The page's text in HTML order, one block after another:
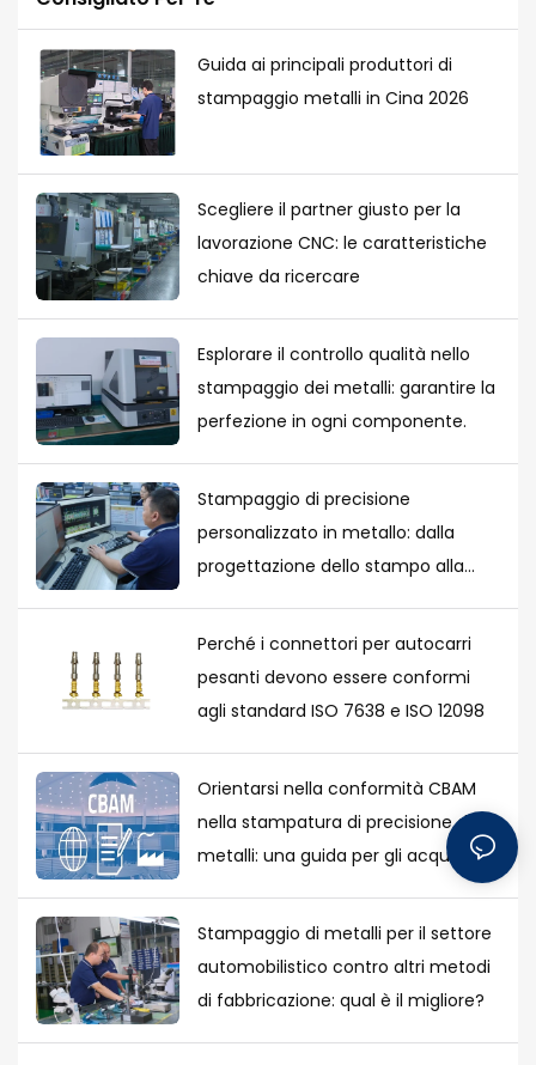
Guida ai principali produttori di
stampaggio metalli in Cina 2026
Scegliere il partner giusto per la
lavorazione CNC: le caratteristiche
chiave da ricercare
Esplorare il controllo qualità nello
stampaggio dei metalli: garantire la
perfezione in ogni componente.
Stampaggio di precisione
personalizzato in metallo: dalla
progettazione dello stampo alla
Perché i connettori per autocarri
pesanti devono essere conformi
agli standard ISO 7638 e ISO 12098
Orientarsi nella conformità CBAM
nella stampatura di precisione dei
metalli: una guida per gli acquirenti
Stampaggio di metalli per il settore
automobilistico contro altri metodi
di fabbricazione: qual è il migliore?